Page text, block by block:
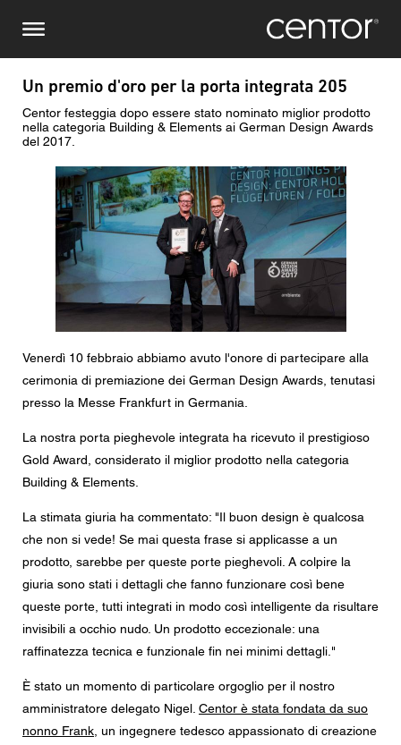
contenuto
principale
Un premio d'oro per la porta integrata 205
Centor festeggia dopo essere stato nominato miglior prodotto
nella categoria Building & Elements ai German Design Awards
del 2017.
Immagine
Venerdì 10 febbraio abbiamo avuto l'onore di partecipare alla
cerimonia di premiazione dei German Design Awards, tenutasi
presso la Messe Frankfurt in Germania.
La nostra porta pieghevole integrata ha ricevuto il prestigioso
Gold Award, considerato il miglior prodotto nella categoria
Building & Elements.
La stimata giuria ha commentato: "Il buon design è qualcosa
che non si vede! Se mai questa frase si applicasse a un
prodotto, sarebbe per queste porte pieghevoli. A colpire la
giuria sono stati i dettagli che fanno funzionare così bene
queste porte, tutti integrati in modo così intelligente da risultare
invisibili a occhio nudo. Un prodotto eccezionale: una
raffinatezza tecnica e funzionale fin nei minimi dettagli."
È stato un momento di particolare orgoglio per il nostro
amministratore delegato Nigel. Centor è stata fondata da suo
nonno Frank , un ingegnere tedesco appassionato di creazione
Richiesta di informazioni
Nome
Numero di telefono
Codice postale
Voi siete il
CAPTCHA
Questa domanda è un test per verificare che tu sia un
visitatore umano e per impedire inserimenti di spam
automatici.
Consenso alla protezione dei dati
Acconsento all'inoltro dei miei dati personali nei campi
del modulo di cui sopra al rivenditore Centor più vicino o
a un dipendente Centor responsabile che mi possa
Nord America